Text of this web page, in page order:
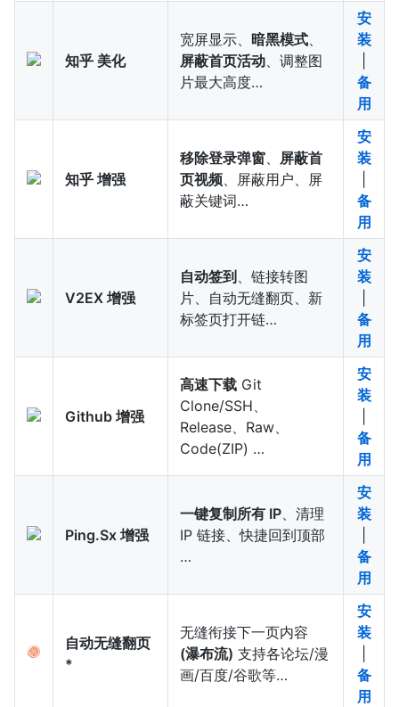
知乎 美化
宽屏显示、 暗黑模式、
屏蔽首页活动、调整图
片最大高度…
安
装
备
用
知乎 增强
移除登录弹窗、 屏蔽首
页视频、屏蔽用户、屏
蔽关键词…
安
装
备
用
V2EX 增强
自动签到 、链接转图
片、自动无缝翻页、新
标签页打开链…
安
装
备
用
Github 增强
高速下载 Git
Clone/SSH、
Release、Raw、
Code(ZIP) …
安
装
备
用
Ping.Sx 增强
一键复制所有 IP、清理
IP 链接、快捷回到顶部
…
安
装
备
用
自动无缝翻页
*
无缝衔接下一页内容
(瀑布流) 支持各论坛/漫
画/百度/谷歌等…
安
装
备
用